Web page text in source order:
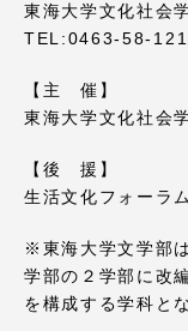
東海大学文化社会
TEL:0463-58-
【主 催】
東海大学文化社会
【後 援】
生活文化フォーラ
※東海大学文学部
学部の２学部に改
を構成する学科と
卒業
教育
ポリ